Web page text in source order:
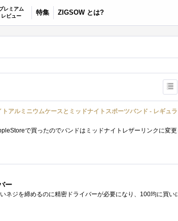
レミアム
レビュー
特集 ZIGSOW とは?
アルミニウムケースとミッドナイトスポーツバンド - レギュ
ー